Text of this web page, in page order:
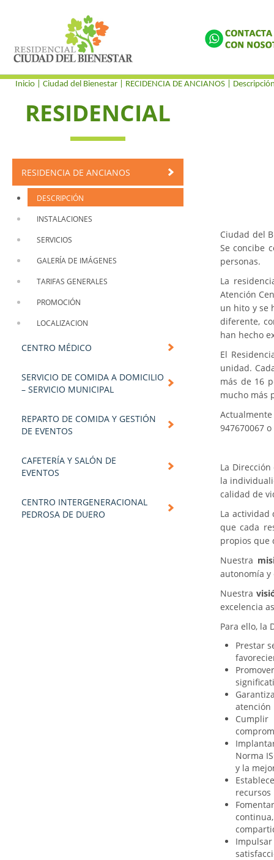
Inicio | Ciudad del Bienestar | RECIDENCIA DE ANCIANOS
RESIDENCIAL
RESIDENCIA DE ANCIANOS
DESCRIPCIÓN
INSTALACIONES
SERVICIOS
GALERÍA DE IMÁGENES
TARIFAS GENERALES
PROMOCIÓN
LOCALIZACION
CENTRO MÉDICO
SERVICIO DE COMIDA A DOMICILIO
– SERVICIO MUNICIPAL
REPARTO DE COMIDA Y GESTIÓN
DE EVENTOS
CAFETERÍA Y SALÓN DE
EVENTOS
CENTRO INTERGENERACIONAL
PEDROSA DE DUERO
Ciudad del
Se concibe
personas.
La
Atención
un hito y se
diferente,
han hecho
El
unidad.
más de 16
mucho más
947670067
La
la
calidad de
La actividad
que cada
propios que
Nuestra
autonomía
Nuestra
excelencia
Para ello, la
Prestar
atención
Norma
y la
recursos